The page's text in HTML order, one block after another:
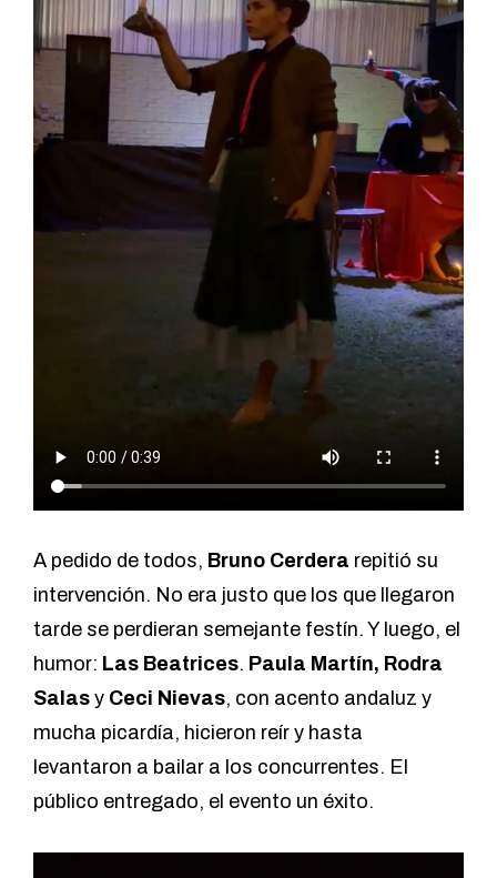
A pedido de todos, Bruno Cerdera repitió su
intervención. No era justo que los que llegaron
tarde se perdieran semejante festín. Y luego, el
humor: Las Beatrices. Paula Martín, Rodra
Salas y Ceci Nievas, con acento andaluz y
mucha picardía, hicieron reír y hasta
levantaron a bailar a los concurrentes. El
público entregado, el evento un éxito.